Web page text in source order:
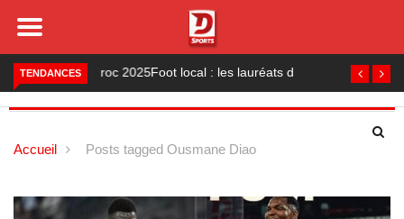
TENDANCES Foot local : les lauréats de la saison 2024-2025
Accueil Posts tagged Ousmane Diao